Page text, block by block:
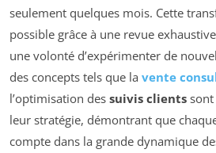
seulement quelques mois. Cette
possible grâce à une revue
une volonté d’expérimenter de
des concepts tels que la vente
l’optimisation des suivis clients sont
leur stratégie, démontrant que
compte dans la grande dynamique